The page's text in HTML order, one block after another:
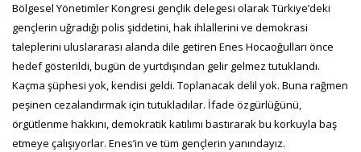
Bölgesel Yönetimler Kongresi gençlik delegesi olarak Türkiye’deki
gençlerin uğradığı polis şiddetini, hak ihlallerini ve demokrasi
taleplerini uluslararası alanda dile getiren Enes Hocaoğulları önce
hedef gösterildi, bugün de yurtdışından gelir gelmez tutuklandı.
Kaçma şüphesi yok, kendisi geldi. Toplanacak delil yok. Buna rağmen
peşinen cezalandırmak için tutukladılar. İfade özgürlüğünü,
örgütlenme hakkını, demokratik katılımı bastırarak bu korkuyla baş
etmeye çalışıyorlar. Enes’in ve tüm gençlerin yanındayız.